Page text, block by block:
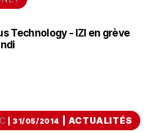
Technology - IZI en grève
| 31/05/2014 ACTUALITÉS